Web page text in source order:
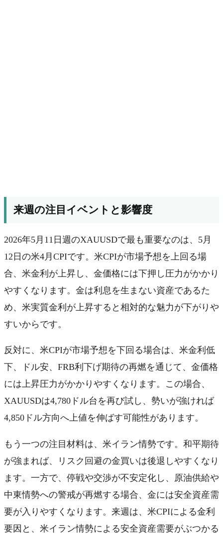
来週の注目イベントと影響度
2026年5月11日週のXAUUSDで最も重要なのは、5月
12日の米4月CPIです。米CPIが市場予想を上回る場
合、米金利が上昇し、金価格には下押し圧力がかかり
やすくなります。金は利息を生まない資産であるた
め、米実質金利が上昇すると相対的な魅力が下がりや
すいからです。
反対に、米CPIが市場予想を下回る場合は、米金利低
下、ドル安、FRB利下げ期待の再燃を通じて、金価格
には上昇圧力がかかりやすくなります。この場合、
XAUUSDは4,780ドル台を再び試し、勢いが強ければ
4,850ドル方向へ上値を伸ばす可能性があります。
もう一つの注目材料は、米イラン情勢です。和平期待
が強まれば、リスク回避の金買いは後退しやすくなり
ます。一方で、停戦や交渉が不安定化し、原油供給や
中東情勢への警戒が再燃する場合、金には安全資産需
要が入りやすくなります。来週は、米CPIによる金利
要因と、米イラン情勢による安全資産需要がぶつかる